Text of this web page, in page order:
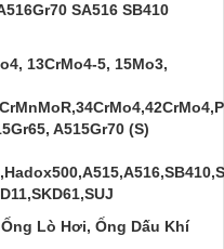
SA516 SB410
13CrMo4-5, 15Mo3,
A515Gr70 (S)
Lò Hơi, Ống Dấu Khí